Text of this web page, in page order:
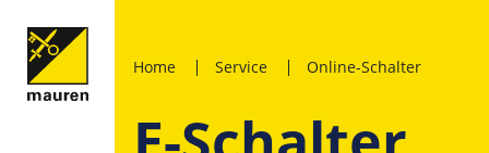
Home Service Online-Schalter